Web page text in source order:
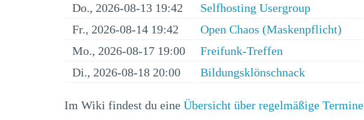
Do., 2026-08-13 19:42
Selfhosting Usergroup
Fr., 2026-08-14 19:42
Open Chaos (Maskenpflicht)
Mo., 2026-08-17 19:00
Freifunk-Treffen
Di., 2026-08-18 20:00
Bildungsklönschnack
Im Wiki findest du eine Übersicht über regelmäßige Termine